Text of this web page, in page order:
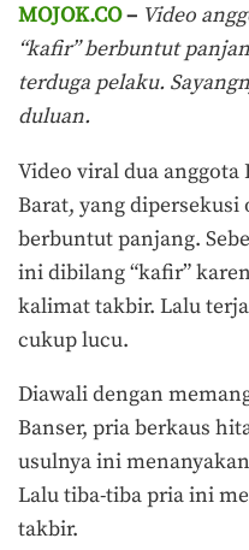
MOJOK.CO– Video
“kafir” berbuntut
terduga pelaku.
duluan.
Video viral dua anggota
Barat, yang
berbuntut panjang.
ini dibilang “kafir”
kalimat takbir. Lalu
cukup lucu.
Diawali dengan
Banser, pria berkaus
usulnya ini
Lalu tiba-tiba pria ini
takbir.